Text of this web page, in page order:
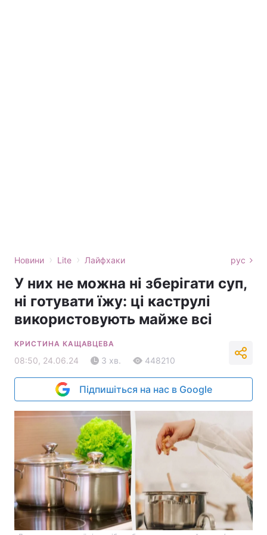
Новини › Lite › Лайфхаки рус
У них не можна ні зберігати суп,
ні готувати їжу: ці каструлі
використовують майже всі
КРИСТИНА КАЩАВЦЕВА
08:50, 24.06.24 3 хв. 448210
Підпишіться на нас в Google